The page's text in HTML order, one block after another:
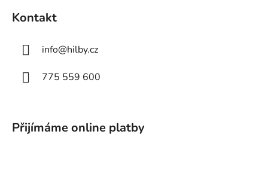
Kontakt
info@hilby.cz
775 559 600
Přijímáme online platby